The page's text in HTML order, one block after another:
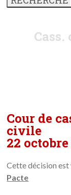
Cass.
Cour de
civile
22 octobre
Cette décision est
Pacte